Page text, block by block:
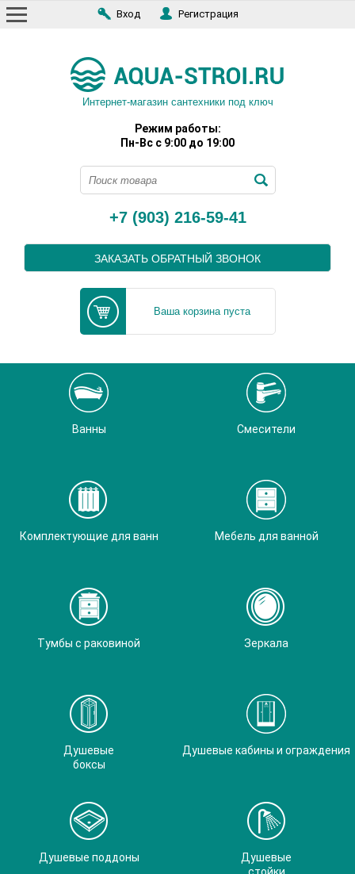
Вход Регистрация
Интернет-магазин сантехники под ключ
Режим работы:
Пн-Вс с 9:00 до 19:00
+7 (903) 216-59-41
ЗАКАЗАТЬ ОБРАТНЫЙ ЗВОНОК
Ваша корзина пуста
Ванны Смесители
Комплектующие для ванн Мебель для ванной
Тумбы с раковиной Зеркала
Душевые
боксы
Душевые кабины и ограждения
Душевые поддоны
Душевые